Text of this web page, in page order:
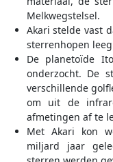
Melkwegstelsel.
Akari stelde vast
sterrenhopen
De planetoïde
onderzocht. De
verschillende
om uit de
afmetingen af te
Met Akari kon
miljard jaar